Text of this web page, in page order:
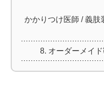
かかりつけ医師 / 義肢
オーダーメイ